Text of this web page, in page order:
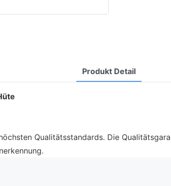
Produkt Detail
Qualitätsstandards. Die